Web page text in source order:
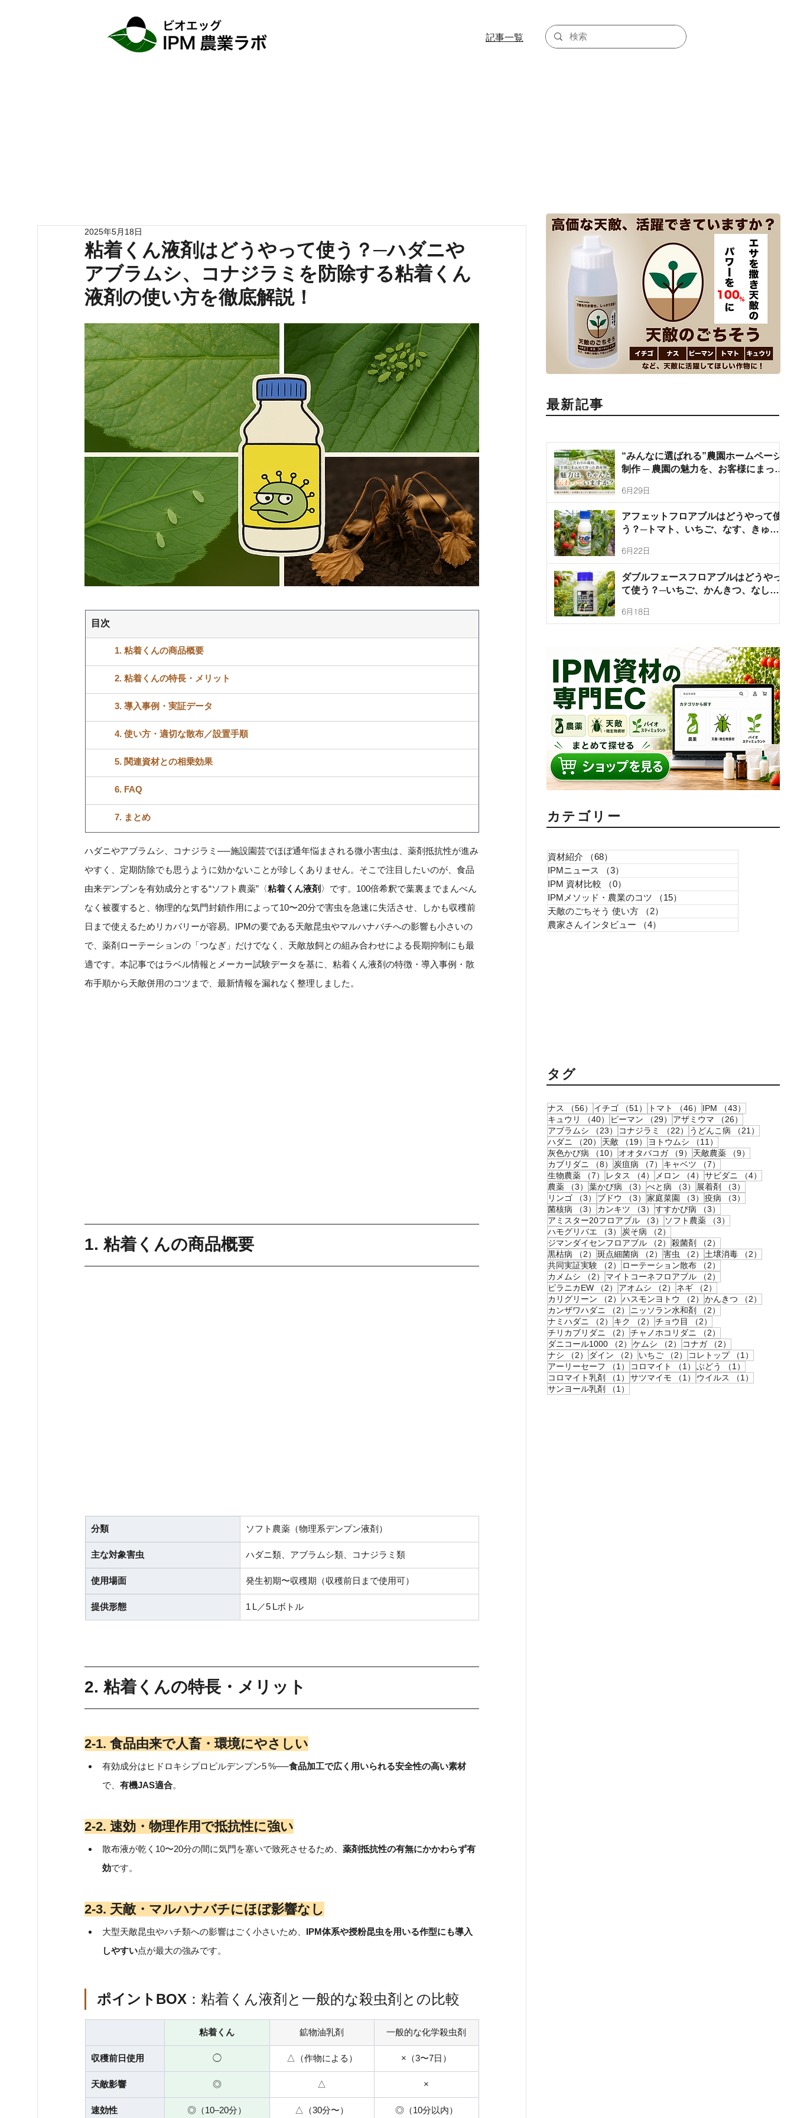
記事一覧
粘着くん液剤はどうやって使う？─ハダニや
アブラムシ、コナジラミを防除する粘着くん
液剤の使い方を徹底解説！
2025年5月18日
目次
1. 粘着くんの商品概要
2. 粘着くんの特長・メリット
3. 導入事例・実証データ
4. 使い方・適切な散布／設置手順
5. 関連資材との相乗効果
6. FAQ
7. まとめ
ハダニやアブラムシ、コナジラミ──施設園芸でほぼ通年悩まされる微小害虫は、薬剤抵抗性が進み
やすく、定期防除でも思うように効かないことが珍しくありません。そこで注目したいのが、食品
由来デンプンを有効成分とする“ソフト農薬”〈粘着くん液剤 〉です。100倍希釈で葉裏までまんべん
なく被覆すると、物理的な気門封鎖作用によって10〜20分で害虫を急速に失活させ、しかも収穫前
日まで使えるためリカバリーが容易。IPMの要である天敵昆虫やマルハナバチへの影響も小さいの
で、薬剤ローテーションの「つなぎ」だけでなく、天敵放飼との組み合わせによる長期抑制にも最
適です。本記事ではラベル情報とメーカー試験データを基に、粘着くん液剤の特徴・導入事例・散
布手順から天敵併用のコツまで、最新情報を漏れなく整理しました。
1. 粘着くんの商品概要
分類 ソフト農薬（物理系デンプン液剤）
主な対象害虫 ハダニ類、アブラムシ類、コナジラミ類
使用場面 発生初期〜収穫期（収穫前日まで使用可）
提供形態 1 L／5 Lボトル
2. 粘着くんの特長・メリット
2‑1. 食品由来で人畜・環境にやさしい
有効成分はヒドロキシプロピルデンプン5 %──食品加工で広く用いられる安全性の高い素材
で、 有機JAS適合。
2‑2. 速効・物理作用で抵抗性に強い
散布液が乾く10〜20分の間に気門を塞いで致死させるため、 薬剤抵抗性の有無にかかわらず有
効です。
2‑3. 天敵・マルハナバチにほぼ影響なし
大型天敵昆虫やハチ類への影響はごく小さいため、 IPM体系や授粉昆虫を用いる作型にも導入
しやすい点が最大の強みです。
ポイントBOX ：粘着くん液剤と一般的な殺虫剤との比較
粘着くん 鉱物油乳剤 一般的な化学殺虫剤
収穫前日使用 ◯ △（作物による） ×（3〜7日）
天敵影響 ◎ △ ×
速効性 ◎（10–20分） △（30分〜） ◎（10分以内）
最新記事
“みんなに選ばれる”農園ホームページ
制作 ─ 農園の魅力を、お客様にまっす
6月29日
アフェットフロアブルはどうやって使
う？─トマト、いちご、なす、きゅう
こ病、菌核病を防除するアフェットフ
6月22日
ダブルフェースフロアブルはどうやっ
て使う？─いちご、かんきつ、なし、
類、ミカンサビダニ、チャノホコリダ
6月18日
​カテゴリー
資材紹介 （68）
IPMニュース
（3）
IPM 資材比較
（0）
IPMメソッド・農業のコツ
（15）
天敵のごちそう 使い方
（2）
農家さんインタビュー
（4）
タグ
ナス （56） 56件の記事
イチゴ （51） 51件の記事
トマト （46） 46件の記事
IPM （43）
キュウリ
（40） 40件の記事
ピーマン （29） 29件の記事
アザミウマ （26）
アブラムシ
（23） 23件の記事
コナジラミ （22） 22件の記事
うどんこ病 （21）
ハダニ
（20） 20件の記事
天敵 （19） 19件の記事
ヨトウムシ （11）
灰色かび病
（10） 10件の記事
オオタバコガ （9） 9件の記事
天敵農薬 （9）
カブリダニ
（8） 8件の記事
炭疽病 （7） 7件の記事
キャベツ （7）
生物農薬
（7） 7件の記事
レタス （4） 4件の記事
メロン （4） 4件の記事
サビダニ （4）
農薬
（3） 3件の記事
葉かび病 （3） 3件の記事
べと病 （3） 3件の記事
展着剤 （3）
リンゴ
（3） 3件の記事
ブドウ （3） 3件の記事
家庭菜園 （3） 3件の記事
疫病 （3）
菌核病
（3） 3件の記事
カンキツ （3） 3件の記事
すすかび病 （3）
アミスター20フロアブル
（3） 3件の記事
ソフト農薬 （3）
ハモグリバエ
（3） 3件の記事
炭そ病 （2）
ジマンダイセンフロアブル
（2） 2件の記事
殺菌剤 （2）
黒枯病
（2） 2件の記事
斑点細菌病 （2） 2件の記事
害虫 （2） 2件の記事
土壌消毒 （2）
共同実証実験
（2） 2件の記事
ローテーション散布 （2）
カメムシ
（2） 2件の記事
マイトコーネフロアブル （2）
ピラニカEW
（2） 2件の記事
アオムシ （2） 2件の記事
ネギ （2）
カリグリーン
（2） 2件の記事
ハスモンヨトウ （2） 2件の記事
かんきつ （2）
カンザワハダニ
（2） 2件の記事
ニッソラン水和剤 （2）
ナミハダニ
（2） 2件の記事
キク （2） 2件の記事
チョウ目 （2）
チリカブリダニ
（2） 2件の記事
チャノホコリダニ （2）
ダニコール1000
（2） 2件の記事
ケムシ （2） 2件の記事
コナガ （2）
ナシ
（2） 2件の記事
ダイン （2） 2件の記事
いちご （2） 2件の記事
コレトップ （1）
アーリーセーフ
（1） 1件の記事
コロマイト （1） 1件の記事
ぶどう （1）
コロマイト乳剤
（1） 1件の記事
サツマイモ （1） 1件の記事
ウイルス （1）
サンヨール乳剤
（1）